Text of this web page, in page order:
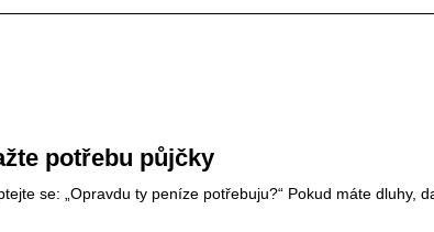
potřebu půjčky
se: „Opravdu ty peníze potřebuju?“ Pokud máte dluhy,